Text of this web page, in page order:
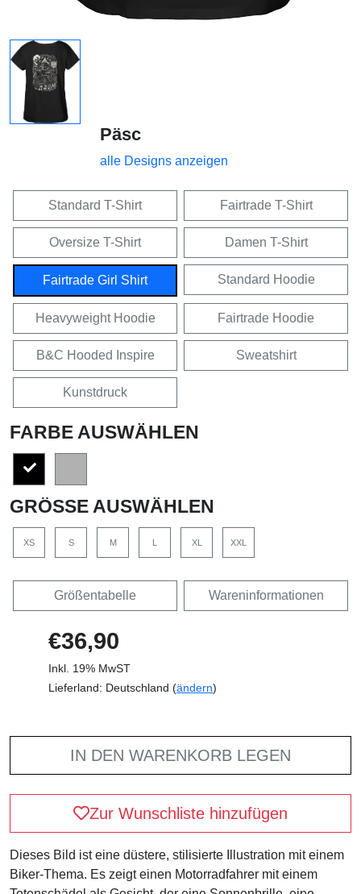
Päsc
alle Designs anzeigen
Standard T-Shirt Fairtrade T-Shirt
Oversize T-Shirt Damen T-Shirt
Fairtrade Girl Shirt Standard Hoodie
Heavyweight Hoodie Fairtrade Hoodie
B&C Hooded Inspire Sweatshirt
Kunstdruck
FARBE AUSWÄHLEN
GRÖSSE AUSWÄHLEN
XS S M L XL XXL
Größentabelle Wareninformationen
€36,90
Inkl. 19% MwST
Lieferland: Deutschland (ändern)
IN DEN WARENKORB LEGEN
Zur Wunschliste hinzufügen
Dieses Bild ist eine düstere, stilisierte Illustration mit einem
Biker-Thema. Es zeigt einen Motorradfahrer mit einem